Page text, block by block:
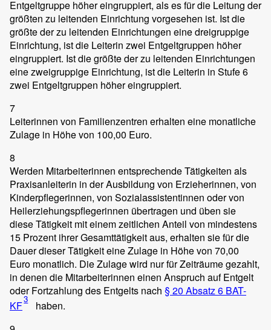
Entgeltgruppe höher eingruppiert, als es für die Leitung der
größten zu leitenden Einrichtung vorgesehen ist. Ist die
größte der zu leitenden Einrichtungen eine dreigruppige
Einrichtung, ist die Leiterin zwei Entgeltgruppen höher
eingruppiert. Ist die größte der zu leitenden Einrichtungen
eine zweigruppige Einrichtung, ist die Leiterin in Stufe 6
zwei Entgeltgruppen höher eingruppiert.
7
Leiterinnen von Familienzentren erhalten eine monatliche
Zulage in Höhe von 100,00 Euro.
8
Werden Mitarbeiterinnen entsprechende Tätigkeiten als
Praxisanleiterin in der Ausbildung von Erzieherinnen, von
Kinderpflegerinnen, von Sozialassistentinnen oder von
Heilerziehungspflegerinnen übertragen und üben sie
diese Tätigkeit mit einem zeitlichen Anteil von mindestens
15 Prozent ihrer Gesamttätigkeit aus, erhalten sie für die
Dauer dieser Tätigkeit eine Zulage in Höhe von 70,00
Euro monatlich. Die Zulage wird nur für Zeiträume gezahlt,
in denen die Mitarbeiterinnen einen Anspruch auf Entgelt
oder Fortzahlung des Entgelts nach § 20 Absatz 6 BAT-
KF3
haben.